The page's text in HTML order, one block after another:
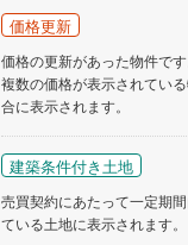
価格更新
価格の更新があった物件です
複数の価格が表示されてい
合に表示されます。
建築条件付き土地
売買契約にあたって一定期
ている土地に表示されます。